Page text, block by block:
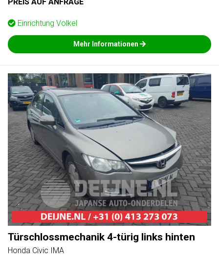
Einrichtung Volkel
Mehr Informationen
Türschlossmechanik 4-türig links hinten
Honda Civic IMA